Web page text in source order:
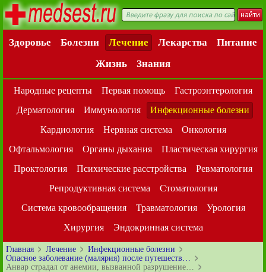
Здоровье Болезни Лечение Лекарства
Питание
Жизнь
Знания
Народные рецепты Первая помощь
Гастроэнтерология
Дерматология
Иммунология
Инфекционные болезни
Кардиология
Нервная система
Онкология
Офтальмология
Органы дыхания
Пластическая хирургия
Проктология
Психические расстройства
Ревматология
Репродуктивная система
Стоматология
Система кровообращения
Травматология
Урология
Хирургия
Эндокринная система
Главная Лечение
Инфекционные болезни
Опасное заболевание (малярия) после путешеств…
Анвар страдал от анемии, вызванной разрушение…